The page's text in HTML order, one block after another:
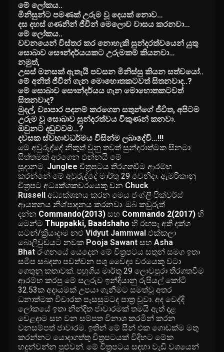
මේ ලෝකය..
මිනිසුන්ට පමණක් උරුම වූ දෙයක් නොව…
දස දහස් ගණනින් ජීවීන් මෙලොව වාසය කරනවා…
මේ ලෝකය..
වචනයෙන් විස්තර කර නොහැකි සුන්දරත්වයෙන් යුතු
සොබාව සෞන්දර්යයකට උරුමකම් කියනවා…
නමුත්,
උසස් මනසක් ඇතැයි පවසන මිනිස්සු කියන සත්වයෝ..
මේ අනිත් ජීවීන් ගැන මොහොතකටවත් සිතනවාද..?
මේ සොබාව සෞන්දර්යය ගැන මොහොතකටවත්
සිතනවාද?
මුදල්, ව්‍යාපාර පදනම් කරගෙන සතුන්ගේ ජීවිත, අපිටම
උරුම වූ සොබාව සුන්දරත්වය විකුණන් කනවා.
ඔවුනට දඬුවවම…?
දවසක ස්වභාවධර්මය විසින්ම ලබාදේවි…!!!
මේ අවුරුද්දේ නිකුත් වුනු තවත් සුන්දරාත්මක සිනමා
සිත්තමක් අරගෙන එන්නයි මේ
සූදානම. Junglee චිත්‍රපටය තිරගතවීම ආරම්භ
කරන්නේ මේ අවුරුද්දේ මාර්තු 29 වෙනිදා. ඇමරිකානු
චිත්‍රපට අධ්‍යක්ශකවරයෙකු වන Chuck
Russell
අධ්‍යක්ශනය කරන මෙය ජංග්ලී පික්චර්ස්
ආයතනය නිශ්පාදනය කරනවා. ඔබ කවුරුත්
දන්න Commando(2013) සහ Commando 2(2017) හි
මෙන්මThuppakki, Baadshaho හි රඟපෑ අති දක්ශ
සටන්/ක්‍රියාදාම නළු Vidyut Jammwal එක්කලා
බොලිවුඩයට නවක Pooja Sawant සහAsha
Bhat රංගනයේ යෙදෙන මේ චිත්‍රපටය සතුන් සමග ඉතා
සමීප සබදතා පවත්වන පශු වෛද්‍ය වරයෙකු වටා
ගෙතුනු කතාවක්. පහුගිය මාර්තු 29 ලොවපුරා තිරගතවීම
ආරම්භ කරපු මේ සලරුව ඉන්දියානු රුපියල් කෝටි
32.53ක අදායමක් උපයා ගැනීමට සමත්වූ අතර
ධනාත්මක විචාරක පැසසුමටද පාත්‍ර වූවා. අද වෙද්දි
ලෝකයේ ඉතා නින්දිත ජාවාරමක් තමයි ඇත් දළ
වෙළදාම සහ වන සම්පත විනාශ කරමින් කරන
වනසම්පත් ජාවාරම. ඉතින් මේ සීන් එක ගොඩක්ම මතු
කරන්නට යොදාගත්තු චිත්‍රපටයක් විදිහට මේක
හදුන්වන්න පුළුවන්. මේ චිත්‍රපටය සඳහා වැඩි වශයෙන්